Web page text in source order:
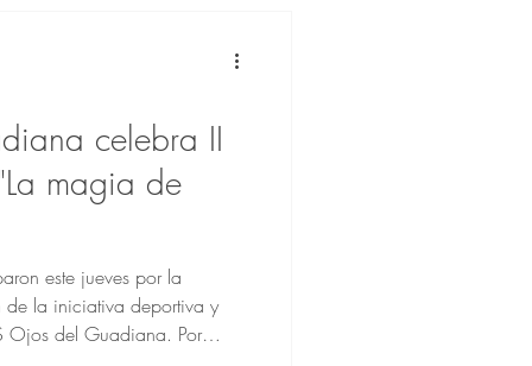
celebra II
magia de
este jueves por la
la iniciativa deportiva y
Ojos del Guadiana. Por